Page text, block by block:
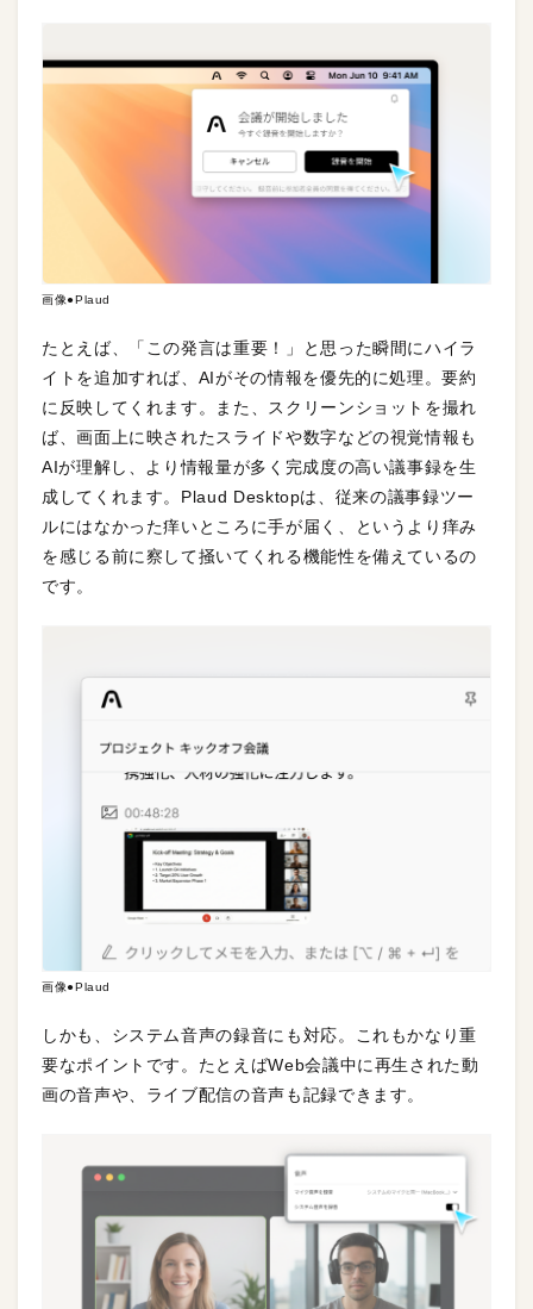
画像●Plaud
たとえば、「この発言は重要！」と思った瞬間にハイラ
イトを追加すれば、AIがその情報を優先的に処理。要約
に反映してくれます。また、スクリーンショットを撮れ
ば、画面上に映されたスライドや数字などの視覚情報も
AIが理解し、より情報量が多く完成度の高い議事録を生
成してくれます。Plaud Desktopは、従来の議事録ツー
ルにはなかった痒いところに手が届く、というより痒み
を感じる前に察して掻いてくれる機能性を備えているの
です。
画像●Plaud
しかも、システム音声の録音にも対応。これもかなり重
要なポイントです。たとえばWeb会議中に再生された動
画の音声や、ライブ配信の音声も記録できます。